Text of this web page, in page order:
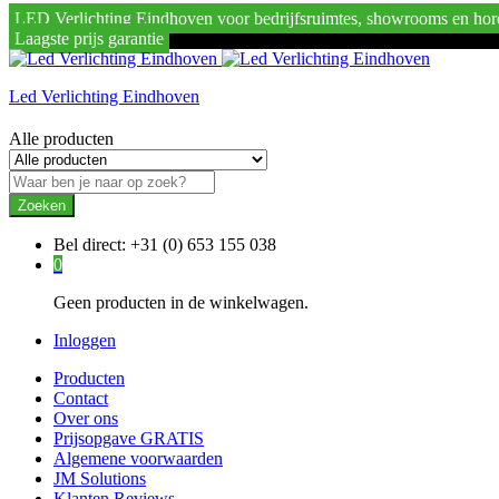
LED Verlichting Eindhoven voor bedrijfsruimtes, showrooms en
Laagste prijs garantie
Led Verlichting Eindhoven
Alle producten
Zoeken
Bel direct: +31 (0) 653 155 038
0
Geen producten in de winkelwagen.
Inloggen
Producten
Contact
Over ons
Prijsopgave GRATIS
Algemene voorwaarden
JM Solutions